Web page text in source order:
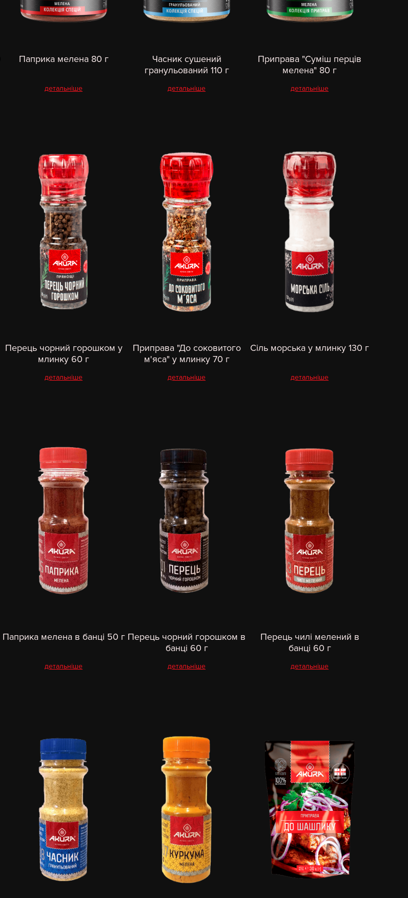
Паприка мелена 80 г
детальніше
Часник сушений
гранульований 110 г
детальніше
Приправа "Суміш перців
мелена" 80 г
детальніше
Перець чорний горошком у
млинку 60 г
детальніше
Приправа "До соковитого
м'яса" у млинку 70 г
детальніше
Сіль морська у млинку 130 г
детальніше
Паприка мелена в банці 50 г
детальніше
Перець чорний горошком в
банці 60 г
детальніше
Перець чилі мелений в
банці 60 г
детальніше